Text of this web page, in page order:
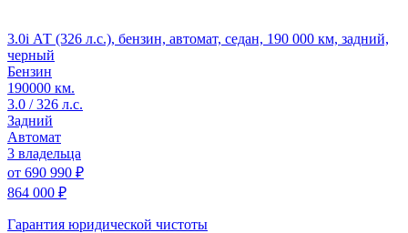
3.0i АТ (326 л.с.), бензин, автомат, седан, 190 000 км, задний,
черный
Бензин
190000 км.
3.0 / 326 л.с.
Задний
Автомат
3 владельца
от 690 990 ₽
864 000 ₽
Гарантия юридической чистоты